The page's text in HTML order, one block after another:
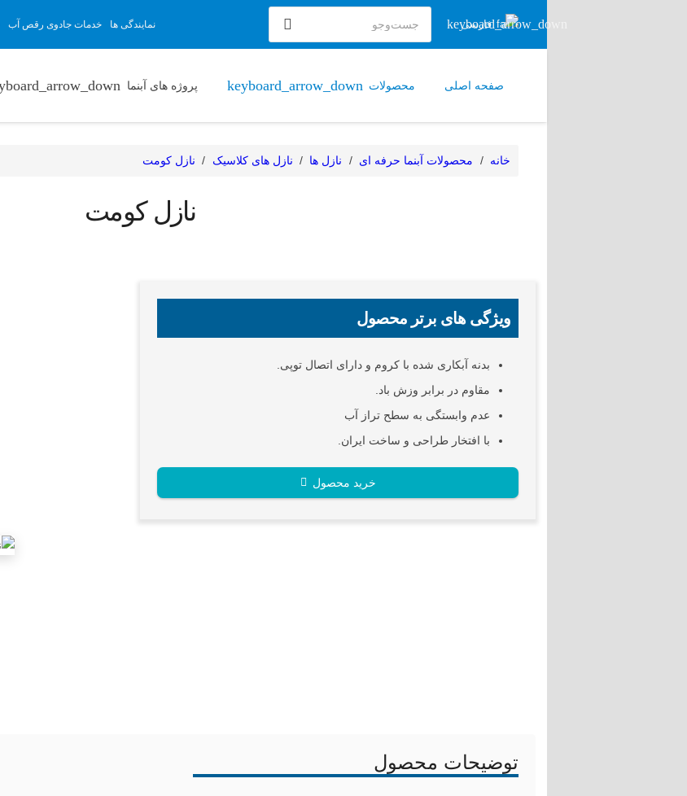
فارسی نمایندگی ها خدمات جادوی رقص آب
صفحه اصلی محصولات پروژه های آبنما
خانه / محصولات آبنما حرفه ای / نازل ها / نازل های کلاسیک / نازل کومت
نازل کومت
ویژگی های برتر محصول
بدنه آبکاری شده با کروم و دارای اتصال توپی.
مقاوم در برابر وزش باد.
عدم وابستگی به سطح تراز آب
با افتخار طراحی و ساخت ایران.
خرید محصول
توضیحات محصول